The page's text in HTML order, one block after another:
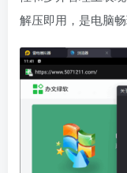
解压即用，是电脑